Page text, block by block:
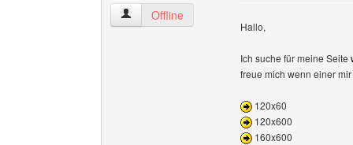
mediadesigns Benutzer-Profile anzeigen
Offline
Hallo,
Ich suche für meine Seite
freue mich wenn einer
120x60
120x600
160x600